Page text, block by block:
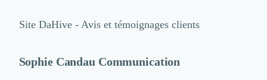
Site DaHive - Avis et témoignages clients
Sophie Candau Communication